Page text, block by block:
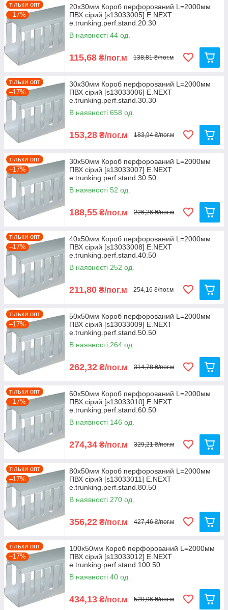
тільки опт
–17%
20x30мм Короб перфорований L=2000мм
ПВХ сірий [s13033005] E.NEXT
e.trunking.perf.stand.20.30
В наявності 44 од.
115,68 ₴/пог.м 138,81 ₴/пог.м
тільки опт
–17%
30x30мм Короб перфорований L=2000мм
ПВХ сірий [s13033006] E.NEXT
e.trunking.perf.stand.30.30
В наявності 658 од.
153,28 ₴/пог.м 183,94 ₴/пог.м
тільки опт
–17%
30x50мм Короб перфорований L=2000мм
ПВХ сірий [s13033007] E.NEXT
e.trunking.perf.stand.30.50
В наявності 52 од.
188,55 ₴/пог.м 226,26 ₴/пог.м
тільки опт
–17%
40x50мм Короб перфорований L=2000мм
ПВХ сірий [s13033008] E.NEXT
e.trunking.perf.stand.40.50
В наявності 252 од.
211,80 ₴/пог.м 254,16 ₴/пог.м
тільки опт
–17%
50x50мм Короб перфорований L=2000мм
ПВХ сірий [s13033009] E.NEXT
e.trunking.perf.stand.50.50
В наявності 264 од.
262,32 ₴/пог.м 314,78 ₴/пог.м
тільки опт
–17%
60x50мм Короб перфорований L=2000мм
ПВХ сірий [s13033010] E.NEXT
e.trunking.perf.stand.60.50
В наявності 146 од.
274,34 ₴/пог.м 329,21 ₴/пог.м
тільки опт
–17%
80x50мм Короб перфорований L=2000мм
ПВХ сірий [s13033011] E.NEXT
e.trunking.perf.stand.80.50
В наявності 270 од.
356,22 ₴/пог.м 427,46 ₴/пог.м
тільки опт
–17%
100x50мм Короб перфорований L=2000мм
ПВХ сірий [s13033012] E.NEXT
e.trunking.perf.stand.100.50
В наявності 40 од.
434,13 ₴/пог.м 520,96 ₴/пог.м